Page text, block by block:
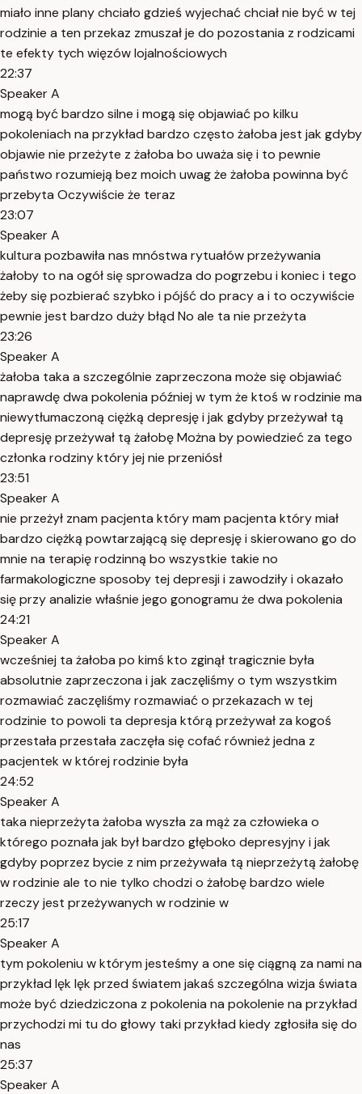
miało inne plany chciało gdzieś wyjechać chciał nie być w tej
rodzinie a ten przekaz zmuszał je do pozostania z rodzicami
te efekty tych więzów lojalnościowych
22:37
Speaker A
mogą być bardzo silne i mogą się objawiać po kilku
pokoleniach na przykład bardzo często żałoba jest jak gdyby
objawie nie przeżyte z żałoba bo uważa się i to pewnie
państwo rozumieją bez moich uwag że żałoba powinna być
przebyta Oczywiście że teraz
23:07
Speaker A
kultura pozbawiła nas mnóstwa rytuałów przeżywania
żałoby to na ogół się sprowadza do pogrzebu i koniec i tego
żeby się pozbierać szybko i pójść do pracy a i to oczywiście
pewnie jest bardzo duży błąd No ale ta nie przeżyta
23:26
Speaker A
żałoba taka a szczególnie zaprzeczona może się objawiać
naprawdę dwa pokolenia później w tym że ktoś w rodzinie ma
niewytłumaczoną ciężką depresję i jak gdyby przeżywał tą
depresję przeżywał tą żałobę Można by powiedzieć za tego
członka rodziny który jej nie przeniósł
23:51
Speaker A
nie przeżył znam pacjenta który mam pacjenta który miał
bardzo ciężką powtarzającą się depresję i skierowano go do
mnie na terapię rodzinną bo wszystkie takie no
farmakologiczne sposoby tej depresji i zawodziły i okazało
się przy analizie właśnie jego gonogramu że dwa pokolenia
24:21
Speaker A
wcześniej ta żałoba po kimś kto zginął tragicznie była
absolutnie zaprzeczona i jak zaczęliśmy o tym wszystkim
rozmawiać zaczęliśmy rozmawiać o przekazach w tej
rodzinie to powoli ta depresja którą przeżywał za kogoś
przestała przestała zaczęła się cofać również jedna z
pacjentek w której rodzinie była
24:52
Speaker A
taka nieprzeżyta żałoba wyszła za mąż za człowieka o
którego poznała jak był bardzo głęboko depresyjny i jak
gdyby poprzez bycie z nim przeżywała tą nieprzeżytą żałobę
w rodzinie ale to nie tylko chodzi o żałobę bardzo wiele
rzeczy jest przeżywanych w rodzinie w
25:17
Speaker A
tym pokoleniu w którym jesteśmy a one się ciągną za nami na
przykład lęk lęk przed światem jakaś szczególna wizja świata
może być dziedziczona z pokolenia na pokolenie na przykład
przychodzi mi tu do głowy taki przykład kiedy zgłosiła się do
nas
25:37
Speaker A